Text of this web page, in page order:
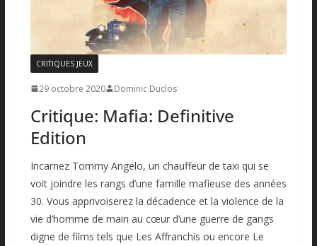
CRITIQUES JEUX
29 octobre 2020 Dominic Duclos
Critique: Mafia: Definitive
Edition
Incarnez Tommy Angelo, un chauffeur de taxi qui se
voit joindre les rangs d’une famille mafieuse des années
30. Vous apprivoiserez la décadence et la violence de la
vie d’homme de main au cœur d’une guerre de gangs
digne de films tels que Les Affranchis ou encore Le